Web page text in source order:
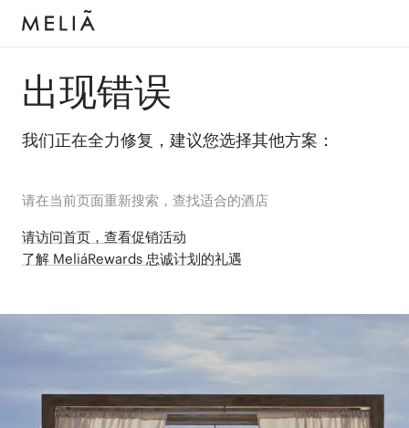
出现错误
我们正在全力修复，建议您选择其他方案：
请在当前页面重新搜索，查找适合的酒店
请访问首页，查看促销活动
了解 MeliáRewards 忠诚计划的礼遇